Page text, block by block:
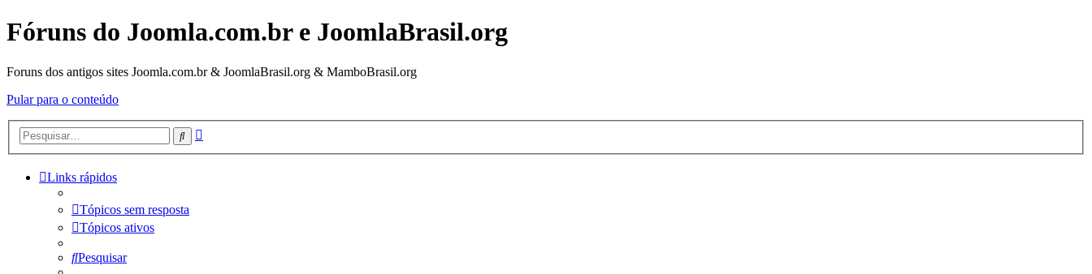
Fóruns do Joomla.com.br e JoomlaBrasil.org
Foruns dos antigos sites Joomla.com.br & JoomlaBrasil.org & MamboBrasil.org
Pular para o conteúdo
Pesquisar
Links rápidos
Tópicos sem resposta
Tópicos ativos
Pesquisar